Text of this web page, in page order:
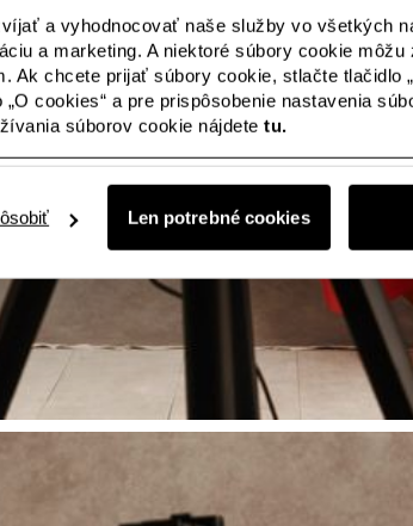
a vyhodnocovať naše služby vo všetkých
a marketing. A niektoré súbory cookie
Ak chcete prijať súbory cookie, stlačte tlačidlo
cookies“ a pre prispôsobenie nastavenia
súborov cookie nájdete tu.
Len potrebné cookies